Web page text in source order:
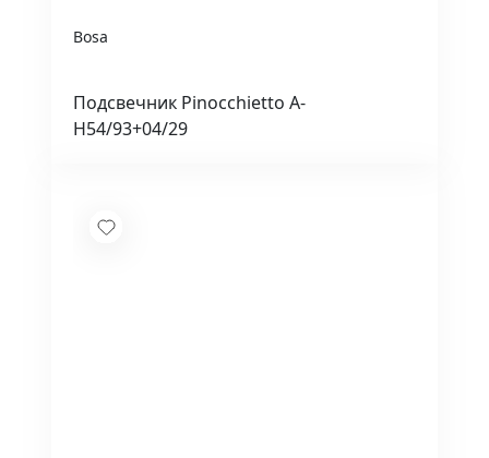
Bosa
Подсвечник Pinocchietto A-
H54/93+04/29